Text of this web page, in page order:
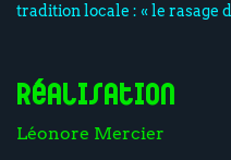
tradition locale : « le rasage
Réalisation
Léonore Mercier